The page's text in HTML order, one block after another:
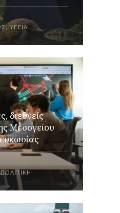
,ΥΓΕΊΑ
διεθνείς
Μεσογείου
ΠΟΛΙΤΙΚΉ